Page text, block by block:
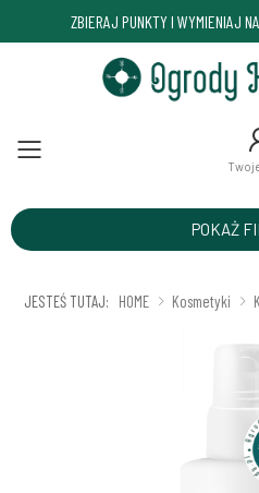
ZBIERAJ PUNKTY I WYMIENIAJ
Menu
POKAŻ
JESTEŚ TUTAJ: HOME Kosmetyki